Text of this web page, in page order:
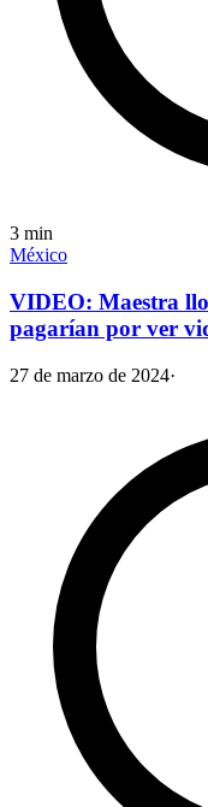
3 min
México
VIDEO: Maestra
pagarían por ver
27 de marzo de 2024·